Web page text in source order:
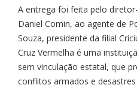
A entrega foi feita pelo
Daniel Comin, ao agente de
Souza, presidente da filial
Cruz Vermelha é uma
sem vinculação estatal, que
conflitos armados e